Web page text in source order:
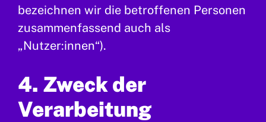
bezeichnen wir die betroffenen Personen
zusammenfassend auch als
„Nutzer:innen“).
4. Zweck der
Verarbeitung